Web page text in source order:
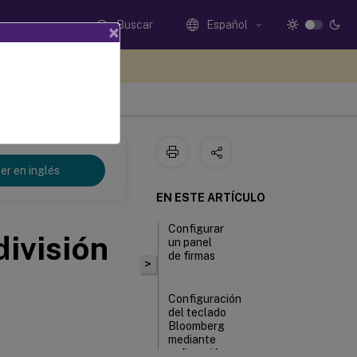
Buscar Español
en inglés
>
EN ESTE ARTÍCULO
Configurar
un panel
de firmas
Configuración
del teclado
Bloomberg
mediante
redirección
×